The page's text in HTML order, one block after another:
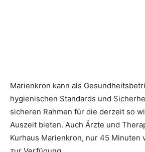
Marienkron kann als
hygienischen Standards und
sicheren Rahmen für die derzeit so
Auszeit bieten. Auch Ärzte und
Kurhaus Marienkron, nur 45 Minuten